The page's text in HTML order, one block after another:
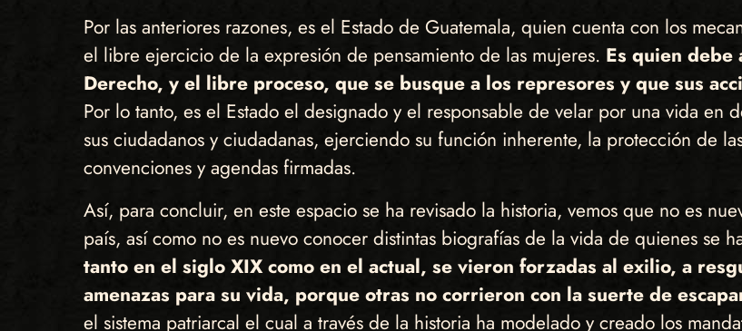
Por las anteriores razones, es el Estado de Guatemala, quien cuenta con los
el libre ejercicio de la expresión de pensamiento de las mujeres. Es quien debe
Derecho, y el libre proceso, que se busque a los represores y que sus
Por lo tanto, es el Estado el designado y el responsable de velar por una vida en
sus ciudadanos y ciudadanas, ejerciendo su función inherente, la protección de
convenciones y agendas firmadas.
Así, para concluir, en este espacio se ha revisado la historia, vemos que no es
país, así como no es nuevo conocer distintas biografías de la vida de quienes se
tanto en el siglo XIX como en el actual, se vieron forzadas al exilio, a
amenazas para su vida, porque otras no corrieron con la suerte de
el sistema patriarcal el cual a través de la historia ha modelado y creado los